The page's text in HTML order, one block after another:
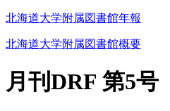
北海道大学附属図書館年報
北海道大学附属図書館概要
月刊DRF 第5号